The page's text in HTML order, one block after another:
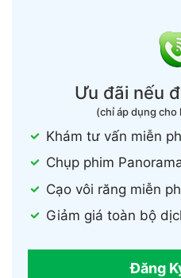
Ưu đãi nếu
(chỉ áp dụng cho
Khám tư vấn miễn
Chụp phim
Cạo vôi răng miễn
Giảm giá toàn bộ
Đăng